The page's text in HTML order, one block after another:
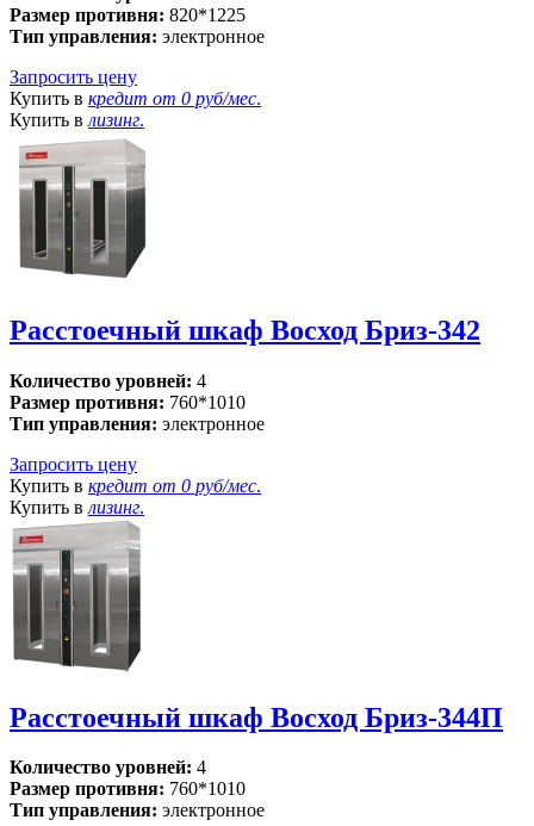
Размер противня: 820*1225
Тип управления: электронное
Запросить цену
Купить в кредит от 0 руб/мес.
Купить в лизинг.
Расстоечный шкаф Восход Бриз-342
Количество уровней: 4
Размер противня: 760*1010
Тип управления: электронное
Запросить цену
Купить в кредит от 0 руб/мес.
Купить в лизинг.
Расстоечный шкаф Восход Бриз-344П
Количество уровней: 4
Размер противня: 760*1010
Тип управления: электронное